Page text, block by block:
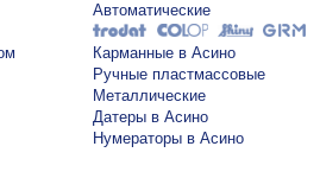
Автоматические
Карманные в Асино
Ручные пластмассовые
Металлические
Датеры в Асино
Нумераторы в Асино